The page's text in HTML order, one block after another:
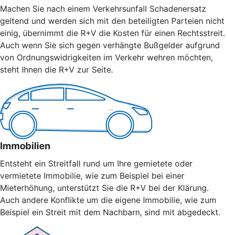
Machen Sie nach einem Verkehrsunfall Schadenersatz
geltend und werden sich mit den beteiligten Parteien nicht
einig, übernimmt die R+V die Kosten für einen Rechtsstreit.
Auch wenn Sie sich gegen verhängte Bußgelder aufgrund
von Ordnungswidrigkeiten im Verkehr wehren möchten,
steht Ihnen die R+V zur Seite.
Immobilien
Entsteht ein Streitfall rund um Ihre gemietete oder
vermietete Immobilie, wie zum Beispiel bei einer
Mieterhöhung, unterstützt Sie die R+V bei der Klärung.
Auch andere Konflikte um die eigene Immobilie, wie zum
Beispiel ein Streit mit dem Nachbarn, sind mit abgedeckt.